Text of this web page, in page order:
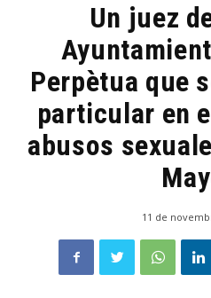
Un juez
Perpètua que
particular en
abusos
11 de